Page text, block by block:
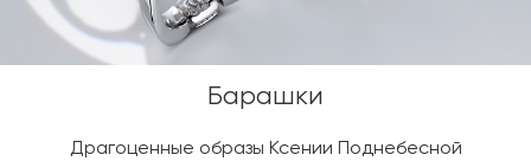
Барашки
Драгоценные образы Ксении Поднебесной